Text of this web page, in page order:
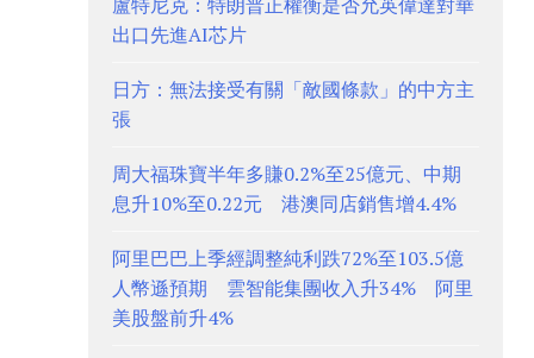
出口先進AI芯片
日方：無法接受有關「敵國條款」的中方主
張
周大福珠寶半年多賺0.2%至25億元、中期
息升10%至0.22元 港澳同店銷售增4.4%
阿里巴巴上季經調整純利跌72%至103.5億
人幣遜預期 雲智能集團收入升34% 阿里
美股盤前升4%